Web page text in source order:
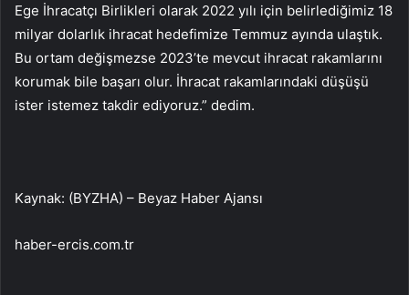
Ege İhracatçı Birlikleri olarak 2022 yılı için belirlediğimiz 18
milyar dolarlık ihracat hedefimize Temmuz ayında ulaştık.
Bu ortam değişmezse 2023’te mevcut ihracat rakamlarını
korumak bile başarı olur. İhracat rakamlarındaki düşüşü
ister istemez takdir ediyoruz.” dedim.
Kaynak: (BYZHA) – Beyaz Haber Ajansı
haber-ercis.com.tr